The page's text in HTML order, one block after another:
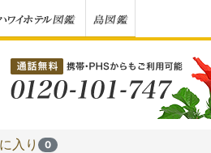
入り 0